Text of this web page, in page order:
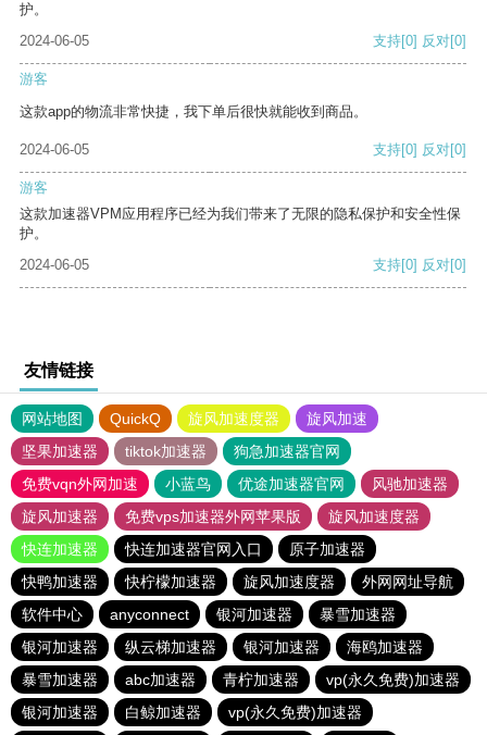
护。
2024-06-05
支持[0] 反对[0]
游客
这款app的物流非常快捷，我下单后很快就能收到商品。
2024-06-05 支持[0] 反对[0]
游客
这款加速器VPM应用程序已经为我们带来了无限的隐私保护和安全性保
护。
2024-06-05
支持[0] 反对[0]
友情链接
网站地图 QuickQ 旋风加速度器
旋风加速
坚果加速器
tiktok加速器
狗急加速器官网
免费vqn外网加速
小蓝鸟 优途加速器官网
风驰加速器
旋风加速器
免费vps加速器外网苹果版
旋风加速度器
快连加速器
快连加速器官网入口
原子加速器
快鸭加速器
快柠檬加速器 旋风加速度器
外网网址导航
软件中心
anyconnect 银河加速器
暴雪加速器
银河加速器
纵云梯加速器 银河加速器
海鸥加速器
暴雪加速器
abc加速器 青柠加速器
vp(永久免费)加速器
银河加速器
白鲸加速器 vp(永久免费)加速器